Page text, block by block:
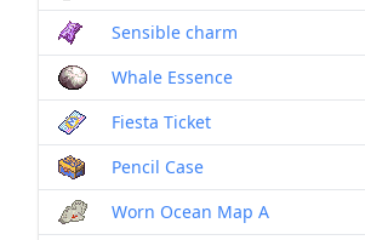
Sensible charm
Whale Essence
Fiesta Ticket
Pencil Case
Worn Ocean Map A